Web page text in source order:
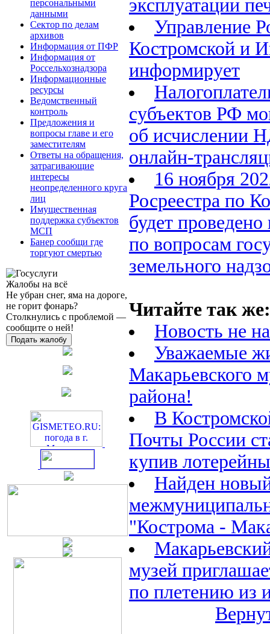
персональными
данными
Сектор по делам
архивов
Информация от ПФР
Информация от
Россельхознадзора
Информационные
ресурсы
Ведомственный
контроль
Предложения и
вопросы главе и его
заместителям
Ответы на обращения,
затрагивающие
интересы
неопределенного круга
лиц
Имущественная
поддержка субъектов
МСП
Банер сообщи где
торгуют смертью
Жалобы на всё
Не убран снег, яма на дороге,
не горит фонарь?
Столкнулись с проблемой —
сообщите о ней!
Подать жалобу
эксплуатации
Управление
Костромской и
информирует
субъектов РФ
об исчислении
онлайн-
16 ноября
Росреестра по
будет
по вопросам
земельного
Читайте так же:
Новость не
Уважаемые
Макарьевского
района!
В
Почты России
купив
Найден
"Кострома -
музей
по плетению из